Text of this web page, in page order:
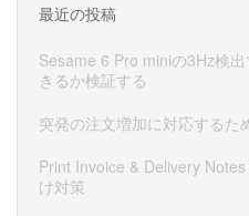
最近の投稿
Sesame 6 Pro miniの3Hz検
きるか検証する
突発の注文増加に対応するた
Print Invoice & Delivery
け対策